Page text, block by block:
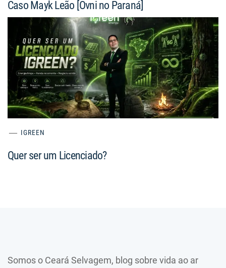
Caso Mayk Leão [Ovni no Paraná]
IGREEN
Quer ser um Licenciado?
Somos o Ceará Selvagem, blog sobre vida ao ar